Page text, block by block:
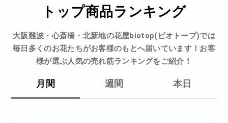
トップ商品ランキング
大阪難波・心斎橋・北新地の花屋biotop(ビオトープ)では
毎日多くのお花たちがお客様のもとへ届いています！お客
様が選ぶ人気の売れ筋ランキングをご紹介！
月間 週間 本日